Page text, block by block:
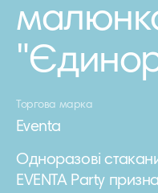
Торгова марка
Eventa
Одноразові
EVENTA Party